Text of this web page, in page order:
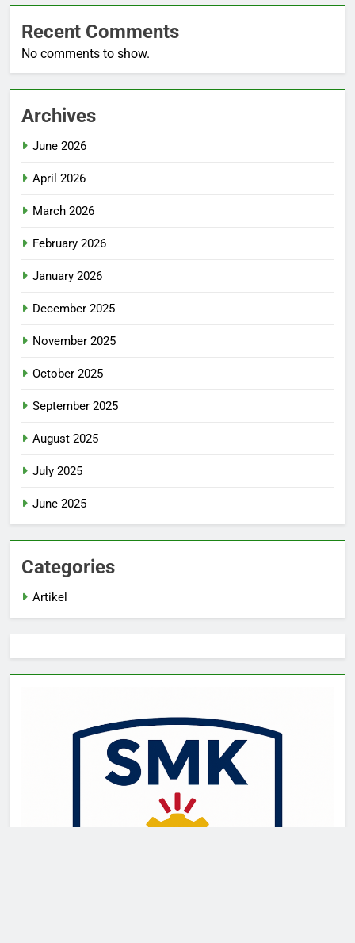
Recent Comments
No comments to show.
Archives
June 2026
April 2026
March 2026
February 2026
January 2026
December 2025
November 2025
October 2025
September 2025
August 2025
July 2025
June 2025
Categories
Artikel